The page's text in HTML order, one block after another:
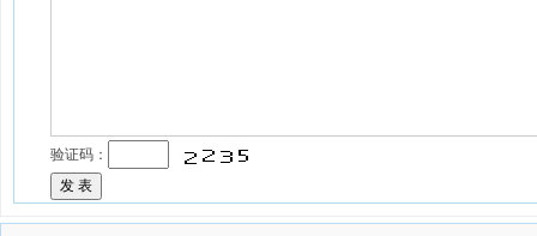
验证码：